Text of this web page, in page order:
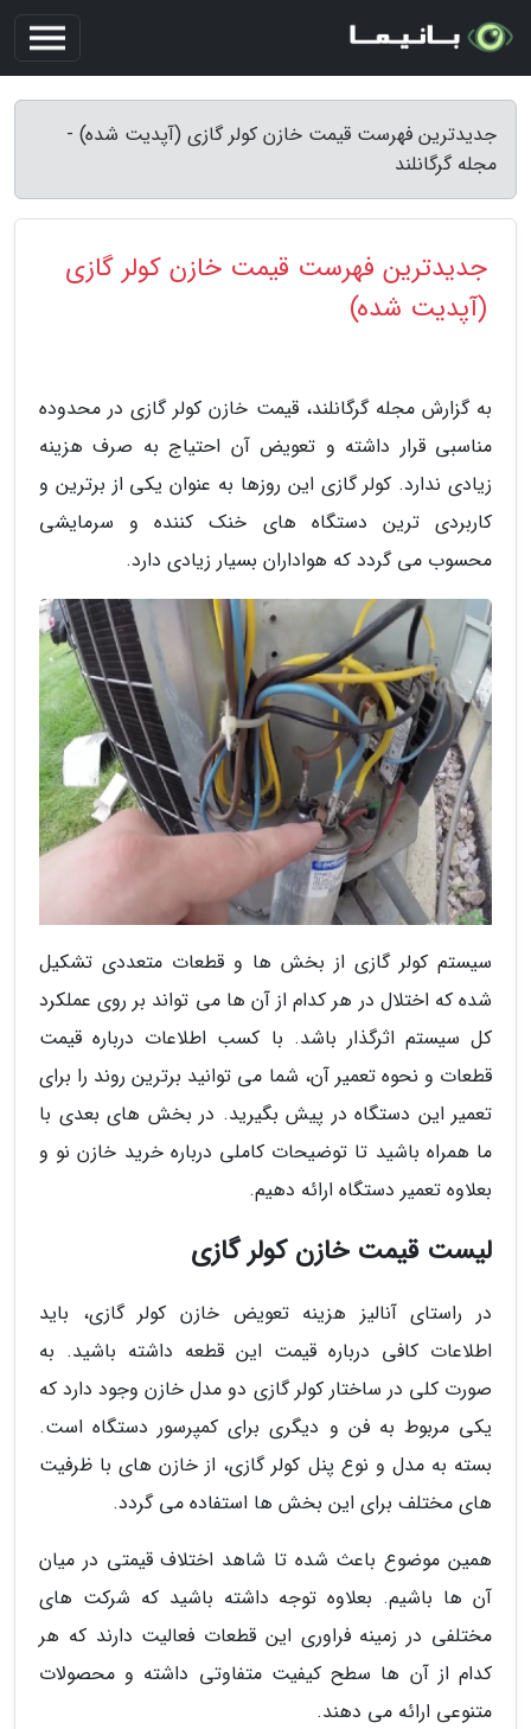
جدیدترین فهرست قیمت خازن کولر گازی (آپدیت شده) -
مجله گرگانلند
جدیدترین فهرست قیمت خازن کولر گازی
(آپدیت شده)
به گزارش مجله گرگانلند، قیمت خازن کولر گازی در محدوده
مناسبی قرار داشته و تعویض آن احتیاج به صرف هزینه
زیادی ندارد. کولر گازی این روزها به عنوان یکی از برترین و
کاربردی ترین دستگاه های خنک کننده و سرمایشی
محسوب می گردد که هواداران بسیار زیادی دارد.
سیستم کولر گازی از بخش ها و قطعات متعددی تشکیل
شده که اختلال در هر کدام از آن ها می تواند بر روی عملکرد
کل سیستم اثرگذار باشد. با کسب اطلاعات درباره قیمت
قطعات و نحوه تعمیر آن، شما می توانید برترین روند را برای
تعمیر این دستگاه در پیش بگیرید. در بخش های بعدی با
ما همراه باشید تا توضیحات کاملی درباره خرید خازن نو و
بعلاوه تعمیر دستگاه ارائه دهیم.
لیست قیمت خازن کولر گازی
در راستای آنالیز هزینه تعویض خازن کولر گازی، باید
اطلاعات کافی درباره قیمت این قطعه داشته باشید. به
صورت کلی در ساختار کولر گازی دو مدل خازن وجود دارد که
یکی مربوط به فن و دیگری برای کمپرسور دستگاه است.
بسته به مدل و نوع پنل کولر گازی، از خازن های با ظرفیت
های مختلف برای این بخش ها استفاده می گردد.
همین موضوع باعث شده تا شاهد اختلاف قیمتی در میان
آن ها باشیم. بعلاوه توجه داشته باشید که شرکت های
مختلفی در زمینه فراوری این قطعات فعالیت دارند که هر
کدام از آن ها سطح کیفیت متفاوتی داشته و محصولات
متنوعی ارائه می دهند.